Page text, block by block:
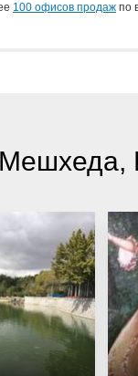
100 офисов продаж по
Мешхеда,